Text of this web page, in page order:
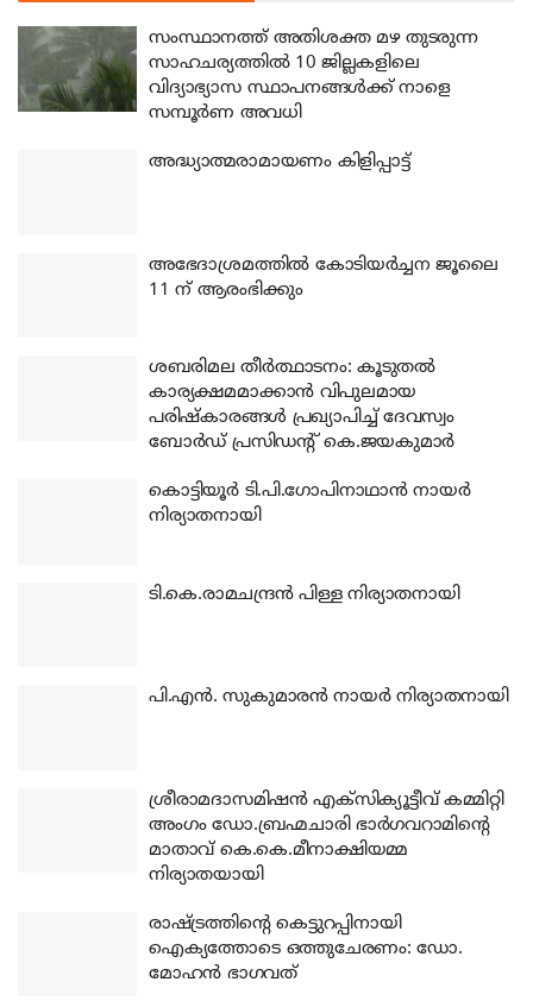
സംസ്ഥാനത്ത് അതിശക്ത മഴ തുടരുന്ന
സാഹചര്യത്തിൽ 10 ജില്ലകളിലെ
വിദ്യാഭ്യാസ സ്ഥാപനങ്ങൾക്ക് നാളെ
സമ്പൂർണ അവധി
അദ്ധ്യാത്മരാമായണം കിളിപ്പാട്ട്
അഭേദാശ്രമത്തില്‍ കോടിയര്‍ച്ചന ജൂലൈ
11 ന് ആരംഭിക്കും
ശബരിമല തീര്‍ത്ഥാടനം: കൂടുതല്‍
കാര്യക്ഷമമാക്കാന്‍ വിപുലമായ
പരിഷ്‌കാരങ്ങള്‍ പ്രഖ്യാപിച്ച് ദേവസ്വം
ബോര്‍ഡ് പ്രസിഡന്റ് കെ.ജയകുമാര്‍
കൊട്ടിയൂര്‍ ടി.പി.ഗോപിനാഥാന്‍ നായര്‍
നിര്യാതനായി
ടി.കെ.രാമചന്ദ്രന്‍ പിള്ള നിര്യാതനായി
പി.എന്‍. സുകുമാരന്‍ നായര്‍ നിര്യാതനായി
ശ്രീരാമദാസമിഷന്‍ എക്‌സിക്യൂട്ടീവ് കമ്മിറ്റി
അംഗം ഡോ.ബ്രഹ്മചാരി ഭാര്‍ഗവറാമിന്റെ
മാതാവ് കെ.കെ.മീനാക്ഷിയമ്മ
നിര്യാതയായി
രാഷ്ട്രത്തിന്റെ കെട്ടുറപ്പിനായി
ഐക്യത്തോടെ ഒത്തുചേരണം: ഡോ.
മോഹന്‍ ഭാഗവത്